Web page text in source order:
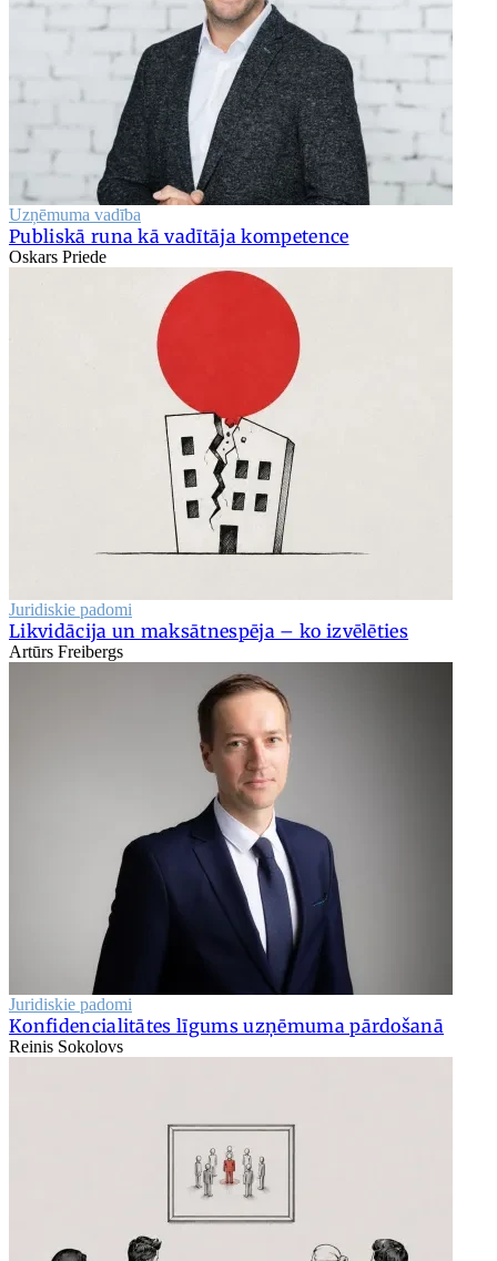
Uzņēmuma vadība
Publiskā runa kā vadītāja kompetence
Oskars Priede
Juridiskie padomi
Likvidācija un maksātnespēja – ko izvēlēties
Artūrs Freibergs
Juridiskie padomi
Konfidencialitātes līgums uzņēmuma pārdošanā
Reinis Sokolovs